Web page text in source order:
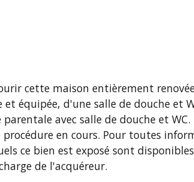
cette maison entièrement
équipée, d'une salle de douche et
avec salle de douche et
procédure en cours. Pour toutes
ce bien est exposé sont
de l'acquéreur.